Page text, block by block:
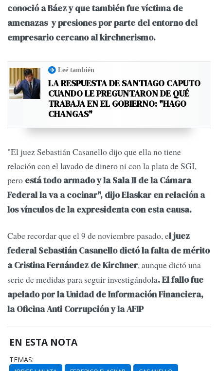
conoció a Báez y que también fue víctima de
amenazas y presiones por parte del entorno del
empresario cercano al kirchnerismo.
Leé también
LA RESPUESTA DE SANTIAGO CAPUTO
CUANDO LE PREGUNTARON DE QUÉ
TRABAJA EN EL GOBIERNO: "HAGO
CHANGAS"
"El juez Sebastián Casanello dijo que ella no tiene
relación con el lavado de dinero ni con la plata de SGI,
pero está todo armado y la Sala II de la Cámara
Federal la va a cocinar", dijo Elaskar en relación a
los vínculos de la expresidenta con esta causa.
Cabe recordar que el 9 de noviembre pasado, el juez
federal Sebastián Casanello dictó la falta de mérito
a Cristina Fernández de Kirchner, aunque dictó una
serie de medidas para seguir investigándola. El fallo fue
apelado por la Unidad de Información Financiera,
la Oficina Anti Corrupción y la AFIP
EN ESTA NOTA
TEMAS: